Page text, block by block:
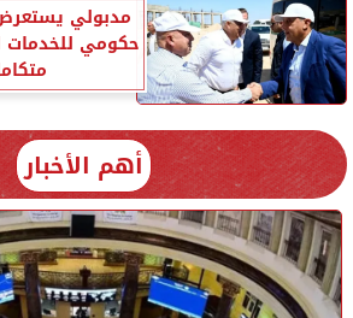
مدبولي
حكومي للخدمات
أهم الأخبار